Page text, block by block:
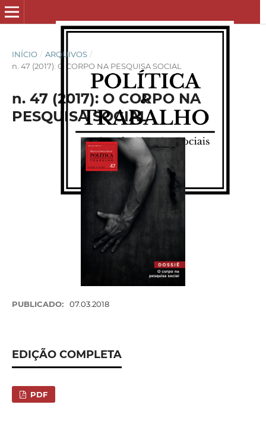
INÍCIO / ARQUIVOS /
n. 47 (2017): O CORPO NA PESQUISA SOCIAL
n. 47 (2017): O CORPO NA
PESQUISA SOCIAL
PUBLICADO: 07.03.2018
EDIÇÃO COMPLETA
PDF